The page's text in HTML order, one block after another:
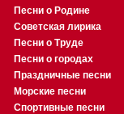
Песни о Родине
Советская лирика
Песни о Труде
Песни о городах
Праздничные песни
Морские песни
Спортивные песни